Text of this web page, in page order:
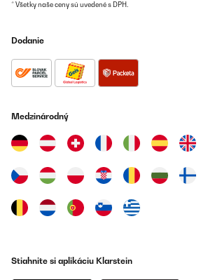
* Všetky naše ceny sú uvedené s DPH.
Dodanie
Medzinárodný
Stiahnite si aplikáciu Klarstein